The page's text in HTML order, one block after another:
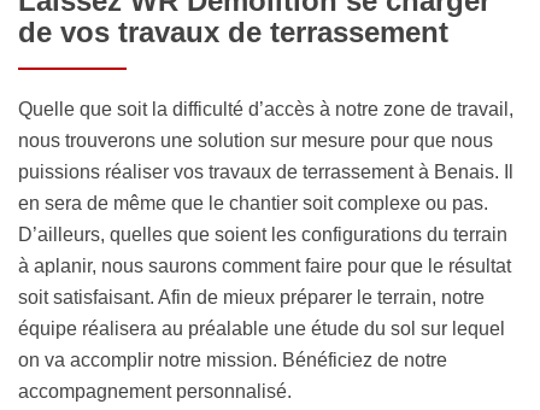
de vos travaux de terrassement
Quelle que soit la difficulté d’accès à notre zone de travail,
nous trouverons une solution sur mesure pour que nous
puissions réaliser vos travaux de terrassement à Benais. Il
en sera de même que le chantier soit complexe ou pas.
D’ailleurs, quelles que soient les configurations du terrain
à aplanir, nous saurons comment faire pour que le résultat
soit satisfaisant. Afin de mieux préparer le terrain, notre
équipe réalisera au préalable une étude du sol sur lequel
on va accomplir notre mission. Bénéficiez de notre
accompagnement personnalisé.